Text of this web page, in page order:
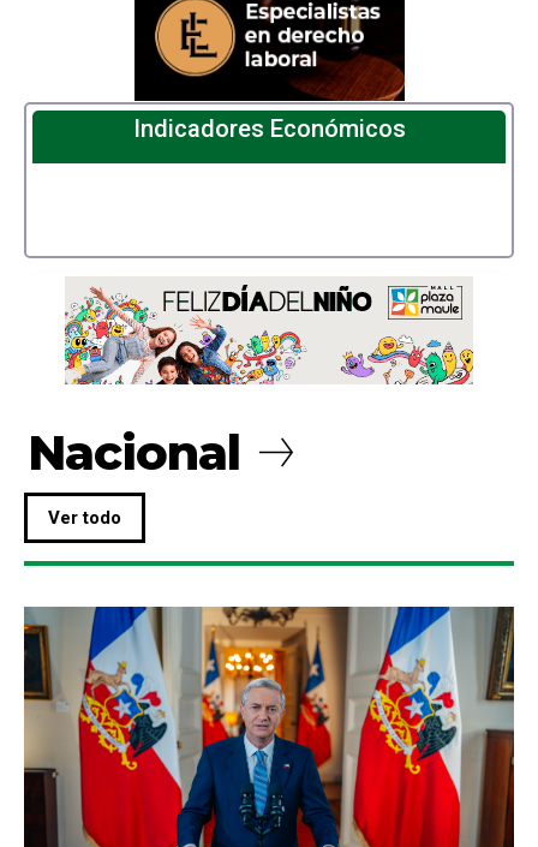
Indicadores Económicos
Nacional
Ver todo